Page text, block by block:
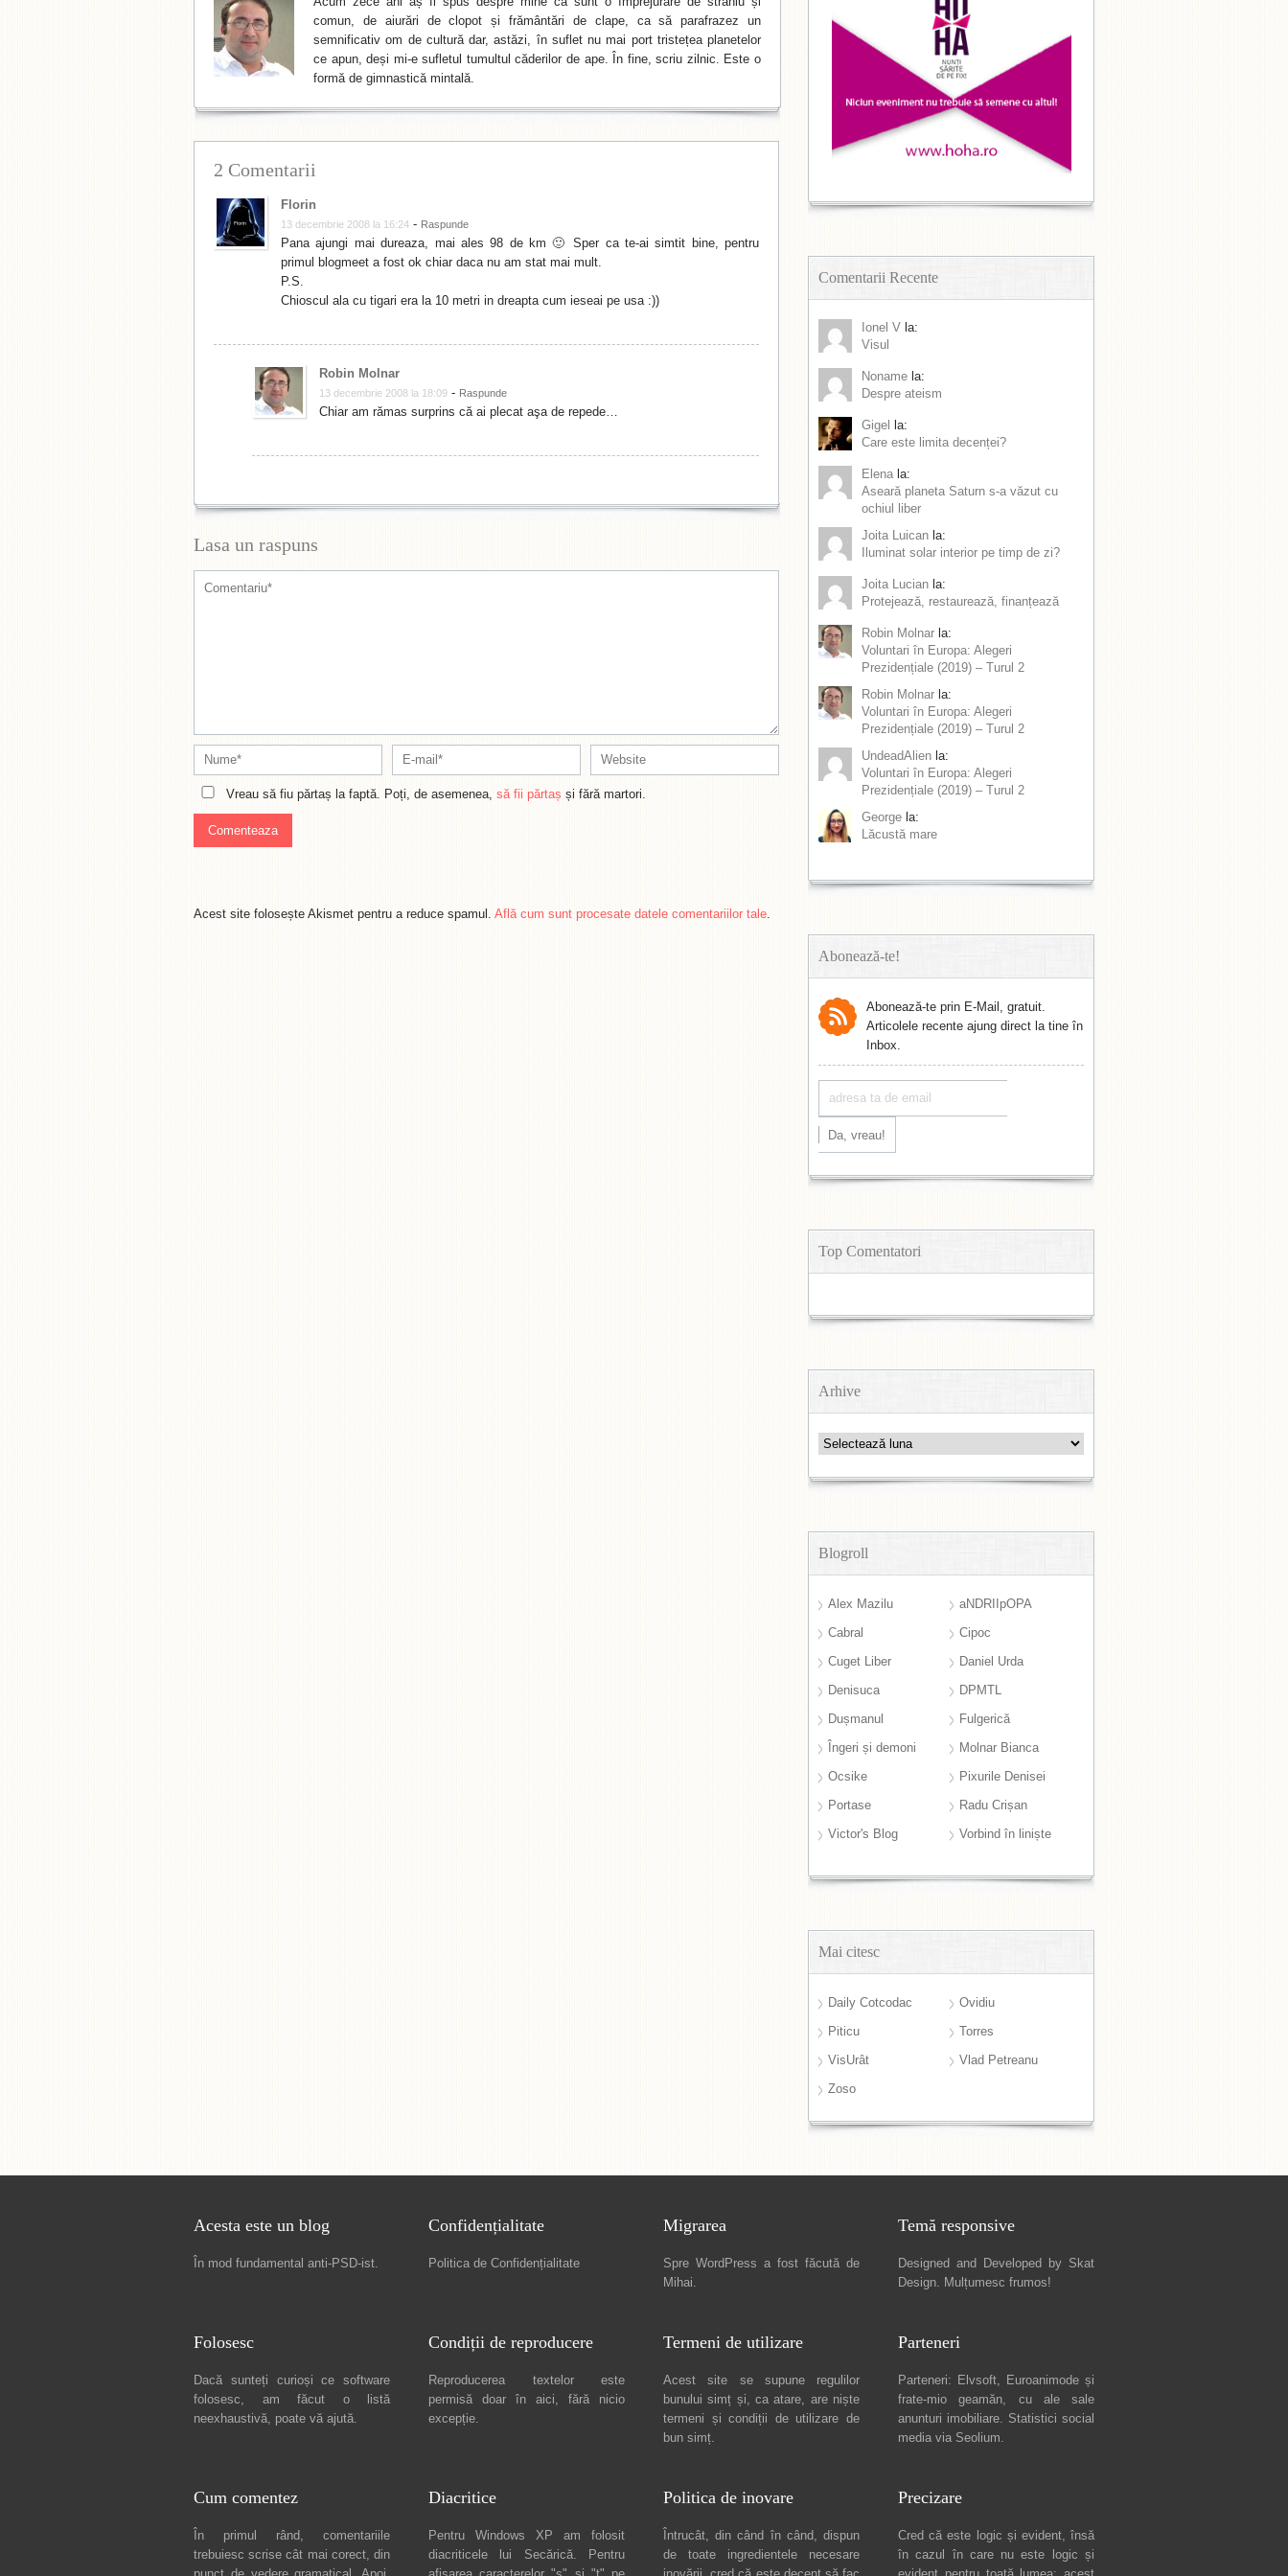
comun, de aiurări de clopot și frământări de clape, ca să parafrazez un
semnificativ om de cultură dar, astăzi, în suflet nu mai port tristețea planetelor
ce apun, deși mi-e sufletul tumultul căderilor de ape. În fine, scriu zilnic. Este o
formă de gimnastică mintală.
2 Comentarii
Florin
13 decembrie 2008 la 16:24 - Raspunde
Pana ajungi mai dureaza, mai ales 98 de km 🙂 Sper ca te-ai simtit bine, pentru
primul blogmeet a fost ok chiar daca nu am stat mai mult.
P.S.
Chioscul ala cu tigari era la 10 metri in dreapta cum ieseai pe usa :))
Robin Molnar
13 decembrie 2008 la 18:09 - Raspunde
Chiar am rămas surprins că ai plecat aşa de repede…
Lasa un raspuns
Vreau să fiu părtaș la faptă. Poți, de asemenea, să fii părtaș și fără martori.
Acest site folosește Akismet pentru a reduce spamul. Află cum sunt procesate datele comentariilor tale.
Comentarii Recente
Ionel V la:
Visul
Noname la:
Despre ateism
Gigel
la:
Care este limita decenței?
Elena la:
Aseară planeta Saturn s-a văzut cu
ochiul liber
Joita Luican la:
Iluminat solar interior pe timp de zi?
Joita Lucian la:
Protejează, restaurează, finanțează
Robin Molnar la:
Voluntari în Europa: Alegeri
Prezidențiale (2019) – Turul 2
Robin Molnar la:
Voluntari în Europa: Alegeri
Prezidențiale (2019) – Turul 2
UndeadAlien la:
Voluntari în Europa: Alegeri
Prezidențiale (2019) – Turul 2
George la:
Lăcustă mare
Abonează-te!
Abonează-te prin E-Mail, gratuit.
Articolele recente ajung direct la tine în
Inbox.
Top Comentatori
Arhive
Arhive
Blogroll
Alex Mazilu
aNDRIIpOPA
Cabral
Cipoc
Cuget Liber
Daniel Urda
Denisuca
DPMTL
Dușmanul
Fulgerică
Îngeri și demoni
Molnar Bianca
Ocsike
Pixurile Denisei
Portase
Radu Crișan
Victor's Blog
Vorbind în liniște
Mai citesc
Daily Cotcodac
Ovidiu
Piticu
Torres
VisUrât
Vlad Petreanu
Zoso
Acesta este un blog
În mod fundamental anti-PSD-ist.
Confidențialitate
Politica de Confidențialitate
Migrarea
Spre WordPress a fost făcută de
Mihai.
Temă responsive
Designed and Developed by Skat
Design. Mulțumesc frumos!
Folosesc
Dacă sunteți curioși ce software
folosesc, am făcut o listă
neexhaustivă, poate vă ajută.
Condiții de reproducere
Reproducerea textelor este
permisă doar în aici, fără nicio
excepție.
Termeni de utilizare
Acest site se supune regulilor
bunului simț și, ca atare, are niște
termeni și condiții de utilizare de
bun simț.
Parteneri
Parteneri: Elvsoft, Euroanimode și
frate-mio geamăn, cu ale sale
anunturi imobiliare. Statistici social
media via Seolium.
Cum comentez
În primul rând, comentariile
trebuiesc scrise cât mai corect, din
Diacritice
Pentru Windows XP am folosit
diacriticele lui Secărică. Pentru
Politica de inovare
Întrucât, din când în când, dispun
de toate ingredientele necesare
Precizare
Cred că este logic și evident, însă
în cazul în care nu este logic și